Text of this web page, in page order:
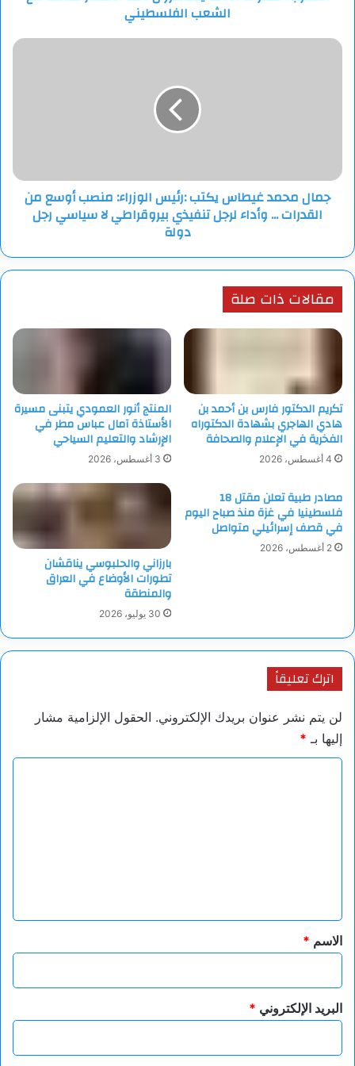
الشعب الفلسطيني
جمال
من
القدرات
تنفيذي
سياسي
رجل
دولة
جمال محمد غيطاس يكتب :رئيس الوزراء: منصب أوسع من
القدرات ... وأداء لرجل تنفيذي بيروقراطي لا سياسي رجل
دولة
مقالات ذات صلة
تكريم الدكتور فارس بن أحمد بن
هادي الهاجري بشهادة الدكتوراه
الفخرية في الإعلام والصحافة
4 أغسطس، 2026
المنتج أنور العمودي يتبنى مسيرة
الأستاذة آمال عباس مطر في
الإرشاد والتعليم السياحي
3 أغسطس، 2026
مصادر طبية تعلن مقتل 18
فلسطينيا في غزة منذ صباح اليوم
في قصف إسرائيلي متواصل
2 أغسطس، 2026
بارزاني والحلبوسي يناقشان
تطورات الأوضاع في العراق
والمنطقة
30 يوليو، 2026
اترك تعليقاً
لن يتم نشر عنوان بريدك الإلكتروني. الحقول الإلزامية مشار
إليها بـ *
*
الاسم *
البريد الإلكتروني *